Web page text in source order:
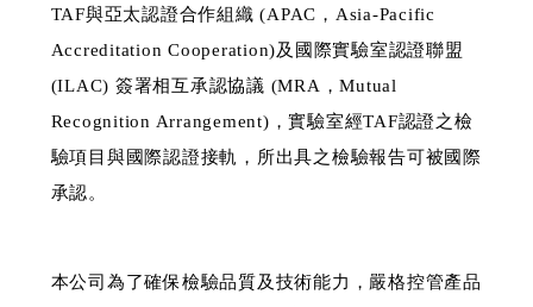
TAF與亞太認證合作組織 (APAC，Asia-Pacific
Accreditation Cooperation)及國際實驗室認證聯盟
(ILAC) 簽署相互承認協議 (MRA，Mutual
Recognition Arrangement)，實驗室經TAF認證之檢
驗項目與國際認證接軌，所出具之檢驗報告可被國際
承認。
本公司為了確保檢驗品質及技術能力，嚴格控管產品